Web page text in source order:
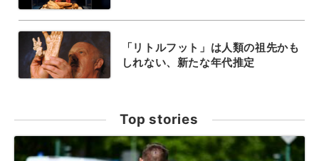
「リトルフット」は人類の祖先かも
しれない、新たな年代推定
Top stories